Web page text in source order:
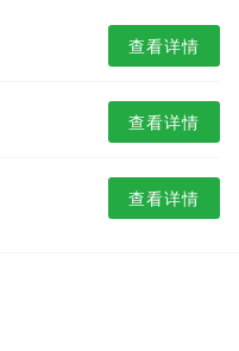
查看详情
查看详情
查看详情